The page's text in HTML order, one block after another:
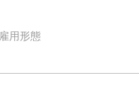
雇用形態